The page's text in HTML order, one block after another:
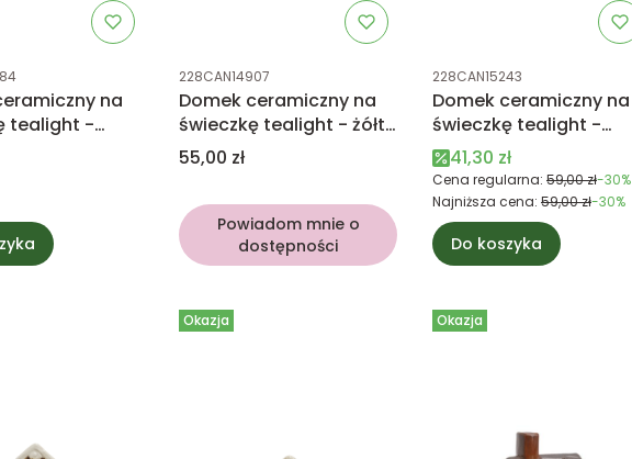
na
tealight -
Kod produktu
228CAN14907
Domek ceramiczny na
świeczkę tealight - żółty
z brązowym dachem
Cena
55,00 zł
Powiadom mnie o
dostępności
Kod produktu
228CAN15243
Domek ceramiczny na
świeczkę tealight -
czerwono-granatowy
Cena promocyjna
41,30 zł
Cena regularna: 59,00 zł-30%
Najniższa cena: 59,00 zł-30%
Do koszyka
Okazja Okazja